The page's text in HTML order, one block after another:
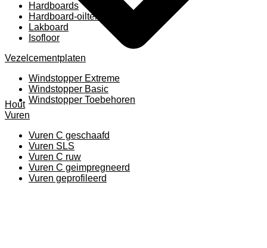
Hardboards
Hardboard-oiltemperated
Lakboard
Isofloor
Vezelcementplaten
Windstopper Extreme
Windstopper Basic
Windstopper Toebehoren
Hout
Vuren
Vuren C geschaafd
Vuren SLS
Vuren C ruw
Vuren C geimpregneerd
Vuren geprofileerd